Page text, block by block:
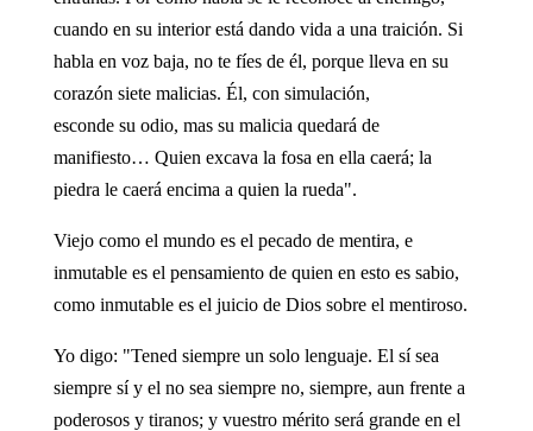
cuando en su interior está dando vida a una traición. Si
habla en voz baja, no te fíes de él, porque lleva en su
corazón siete malicias. Él, con simulación,
esconde su odio, mas su malicia quedará de
manifiesto… Quien excava la fosa en ella caerá; la
piedra le caerá encima a quien la rueda".
Viejo como el mundo es el pecado de mentira, e
inmutable es el pensamiento de quien en esto es sabio,
como inmutable es el juicio de Dios sobre el mentiroso.
Yo digo: "Tened siempre un solo lenguaje. El sí sea
siempre sí y el no sea siempre no, siempre, aun frente a
poderosos y tiranos; y vuestro mérito será grande en el